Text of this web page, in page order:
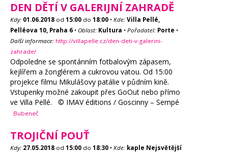
DEN DĚTÍ V GALERIJNÍ ZAHRADĚ
Kdy: 01.06.2018 od 15:00 do 18:00 • Kde: Villa Pellé,
Pelléova 10, Praha 6 • Oblast: Kultura • Pořadatel: Porte •
Další informace: http://villapelle.cz/den-deti-v-galerini-
zahrade/
Odpoledne se spontánním fotbalovým zápasem,
kejlířem a žonglérem a cukrovou vatou. Od 15:00
projekce filmu Mikulášovy patálie v půdním kině.
Vstupenky možné zakoupit přes GoOut nebo přímo
ve Villa Pellé. © IMAV éditions / Goscinny – Sempé
Bubeneč
TROJIČNÍ POUŤ
Kdy: 27.05.2018 od 15:00 do 18:30 • Kde: kaple Nejsvětější